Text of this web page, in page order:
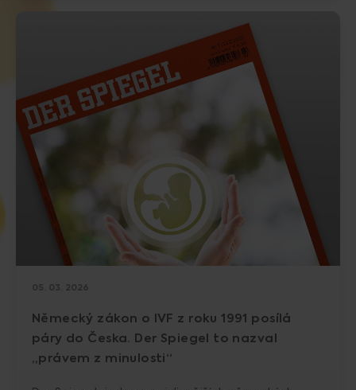
05. 03. 2026
Německý zákon o IVF z roku 1991 posílá
páry do Česka. Der Spiegel to nazval
„právem z minulosti“